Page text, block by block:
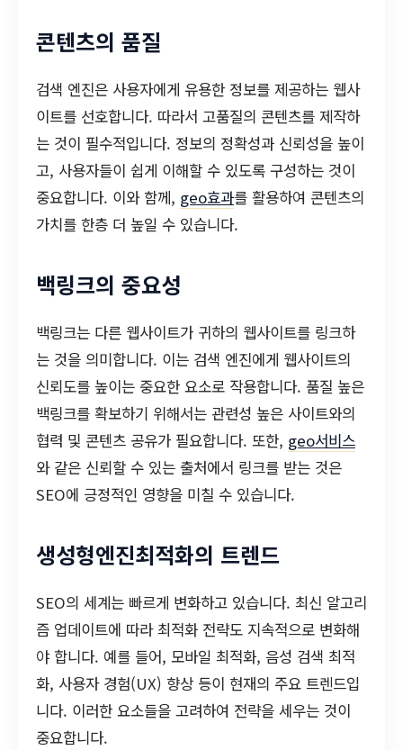
콘텐츠의 품질
검색 엔진은 사용자에게 유용한 정보를 제공하는 웹사
이트를 선호합니다. 따라서 고품질의 콘텐츠를 제작하
는 것이 필수적입니다. 정보의 정확성과 신뢰성을 높이
고, 사용자들이 쉽게 이해할 수 있도록 구성하는 것이
중요합니다. 이와 함께, geo효과를 활용하여 콘텐츠의
가치를 한층 더 높일 수 있습니다.
백링크의 중요성
백링크는 다른 웹사이트가 귀하의 웹사이트를 링크하
는 것을 의미합니다. 이는 검색 엔진에게 웹사이트의
신뢰도를 높이는 중요한 요소로 작용합니다. 품질 높은
백링크를 확보하기 위해서는 관련성 높은 사이트와의
협력 및 콘텐츠 공유가 필요합니다. 또한, geo서비스
와 같은 신뢰할 수 있는 출처에서 링크를 받는 것은
SEO에 긍정적인 영향을 미칠 수 있습니다.
생성형엔진최적화의 트렌드
SEO의 세계는 빠르게 변화하고 있습니다. 최신 알고리
즘 업데이트에 따라 최적화 전략도 지속적으로 변화해
야 합니다. 예를 들어, 모바일 최적화, 음성 검색 최적
화, 사용자 경험(UX) 향상 등이 현재의 주요 트렌드입
니다. 이러한 요소들을 고려하여 전략을 세우는 것이
중요합니다.